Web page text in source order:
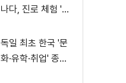
나다, 진로 체험 'AI
이스
독일 최초 한국 '문
화·유학·취업' 종합